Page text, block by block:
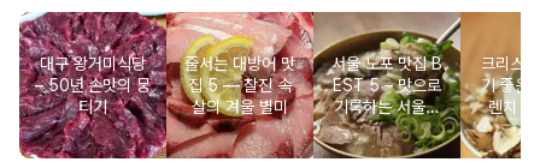
대구 왕거미식당
– 50년 손맛의 뭉
티기
줄서는 대방어 맛
집 5 ― 찰진 속
살의 겨울 별미
서울 노포 맛집 B
EST 5 – 맛으로
기록하는 서울의
시간
크리스
기 좋은
렌치